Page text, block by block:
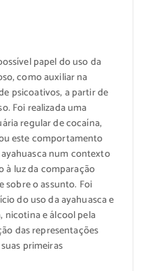
papel do uso da
como auxiliar na
psicoativos, a partir de
Foi realizada uma
regular de cocaína,
este comportamento
num contexto
à luz da comparação
sobre o assunto. Foi
do uso da ayahuasca e
nicotina e álcool pela
das representações
primeiras